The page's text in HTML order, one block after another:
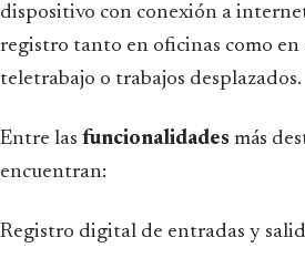
dispositivo con conexión a
registro tanto en oficinas como en
teletrabajo o trabajos desplazados.
Entre las funcionalidades más
encuentran:
Registro digital de entradas y